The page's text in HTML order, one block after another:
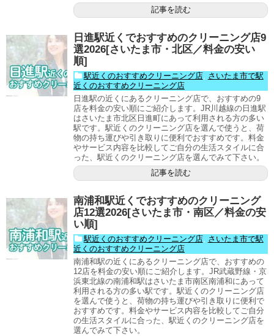
記事を読む
日進駅近くでおすすめのクリーニング店9
選2026[さいたま市・北区／料金の安い
順]
駅近くのおすすめクリーニング店, さいたま市で駅
近くのおすすめクリーニング店
日進駅の近くにあるクリーニング店で、おすすめの9
店を料金の安い順にご紹介します。JR川越線の日進駅
はさいたま市北区日進町にあって利用される方の多い
駅です。駅近くのクリーニング店を選んで使うと、荷
物の持ち運びや引き取りに便利でおすすめです。料金
やサービス内容を比較してご自分の生活スタイルに合
った、駅近くのクリーニング店を選んでみて下さい。
記事を読む
南浦和駅近くでおすすめのクリーニング
店12選2026[さいたま市・南区／料金の安
い順]
駅近くのおすすめクリーニング店, さいたま市で駅
近くのおすすめクリーニング店
南浦和駅の近くにあるクリーニング店で、おすすめの
12店を料金の安い順にご紹介します。JR武蔵野線・京
浜東北線の南浦和駅はさいたま市南区南浦和にあって
利用される方の多い駅です。駅近くのクリーニング店
を選んで使うと、荷物の持ち運びや引き取りに便利で
おすすめです。料金やサービス内容を比較してご自分
の生活スタイルに合った、駅近くのクリーニング店を
選んでみて下さい。